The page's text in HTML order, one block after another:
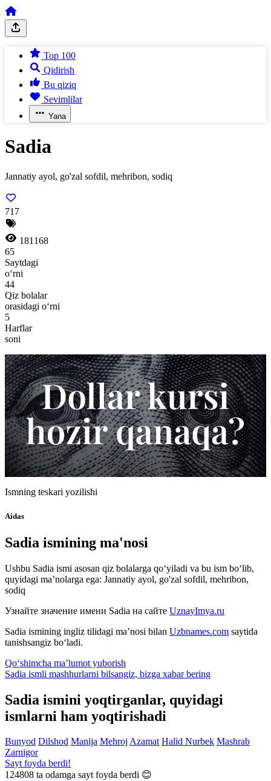
Top 100
Qidirish
Bu qiziq
Sevimlilar
Yana
Sadia
Jannatiy ayol, go'zal sofdil, mehribon, sodiq
717
181168
65
Saytdagi
o‘rni
44
Qiz bolalar
orasidagi o‘rni
5
Harflar
soni
Ismning teskari yozilishi
Aidas
Sadia ismining ma'nosi
Ushbu Sadia ismi asosan qiz bolalarga qo‘yiladi va bu ism bo‘lib,
quyidagi ma’nolarga ega: Jannatiy ayol, go'zal sofdil, mehribon,
sodiq
Узнайте значение имени Sadia на сайте UznayImya.ru
Sadia ismining ingliz tilidagi ma’nosi bilan Uzbnames.com saytida
tanishsangiz bo‘ladi.
Qo‘shimcha ma’lumot yuborish
Sadia ismli mashhurlarni bilsangiz, bizga xabar bering
Sadia ismini yoqtirganlar, quyidagi
ismlarni ham yoqtirishadi
Bunyod Dilshod Manija Mehroj Azamat Halid Nurbek Mashrab
Zarnigor
Sayt foyda berdi!
124808 ta odamga sayt foyda berdi 😊